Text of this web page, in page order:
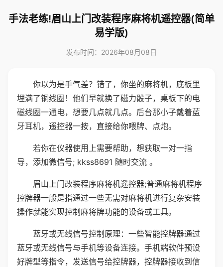
手法老练!眉山上门改装程序麻将机遥控器(简单
易学版)
发布时间：2026年08月08日
你以为是手气差？错了，你坐的麻将机，底板里
埋满了铜线圈！他们早就换了磁力骰子，桌板下的电
磁线圈一通电，想要几点就几点。后台那小子戴着蓝
牙耳机，遥控器一按，直接给你喂牌、点炮。
若你在仪器使用上需要帮助，想获取一对一指
导，添加微信号; kkss8691 随时交流 。
眉山上门改装程序麻将机遥控器;普通麻将机程序
控牌器一般是指通过一些无需对麻将机进行复杂安装
操作就能实现控制麻将牌功能的设备或工具。
蓝牙或无线信号控制原理：一些智能控牌器通过
蓝牙或无线信号与手机等设备连接。手机端软件预设
好牌型等指令，发送信号给控牌器，控牌器接收到信